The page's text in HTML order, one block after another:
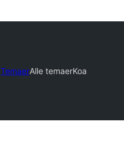
TemaerAlle temaerKoa